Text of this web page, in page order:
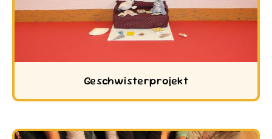
Geschwisterprojekt